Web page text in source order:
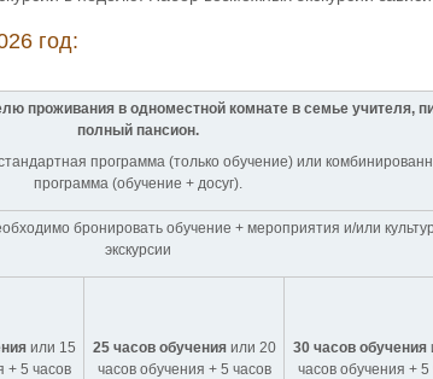
год:
проживания в одноместной комнате в семье учителя,
полный пансион.
программа (только обучение) или
программа (обучение + досуг).
бронировать обучение + мероприятия и/или
экскурсии
или 15
+ 5 часов
25 часов обученияили 20
часов обучения + 5 часов
30 часов обучения
часов обучения + 5